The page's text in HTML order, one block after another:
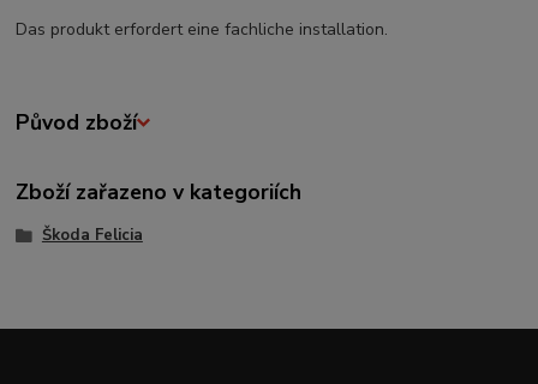
Das produkt erfordert eine fachliche installation.
Původ zboží
Zboží zařazeno v kategoriích
Škoda Felicia